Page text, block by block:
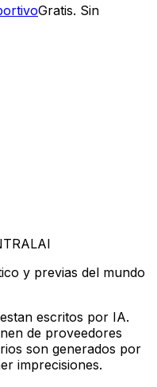
Gratis. Sin
AI
y previas del mundo
escritos por IA.
de proveedores
son generados por
imprecisiones.